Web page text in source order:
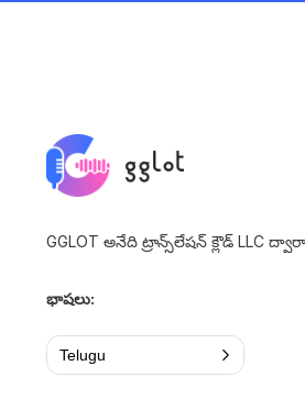
GGLOT అనేది ట్రాన్స్‌లేషన్ క్లౌడ్ LLC ద్వారా
భాషలు:
Telugu